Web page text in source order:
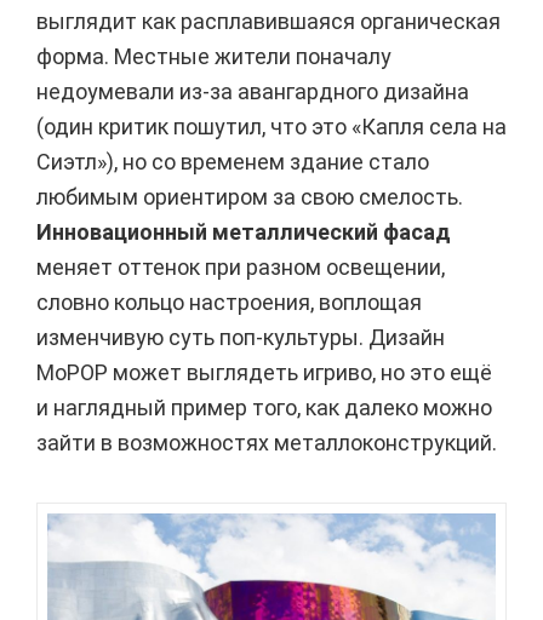
выглядит как расплавившаяся органическая
форма. Местные жители поначалу
недоумевали из-за авангардного дизайна
(один критик пошутил, что это «Капля села на
Сиэтл»), но со временем здание стало
любимым ориентиром за свою смелость.
Инновационный металлический фасад
меняет оттенок при разном освещении,
словно кольцо настроения, воплощая
изменчивую суть поп-культуры. Дизайн
MoPOP может выглядеть игриво, но это ещё
и наглядный пример того, как далеко можно
зайти в возможностях металлоконструкций.